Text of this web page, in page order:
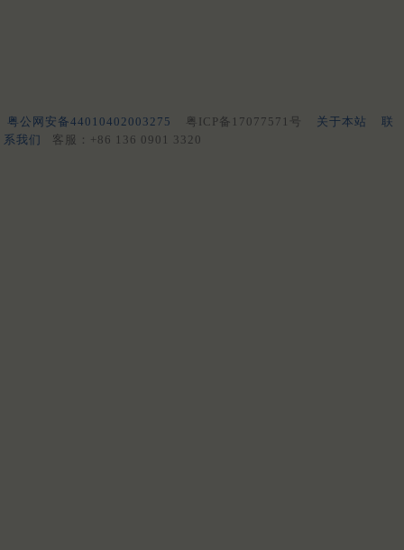
粤公网安备44010402003275 粤ICP备17077571号 关于本站
联
系我们
客服：+86 136 0901 3320